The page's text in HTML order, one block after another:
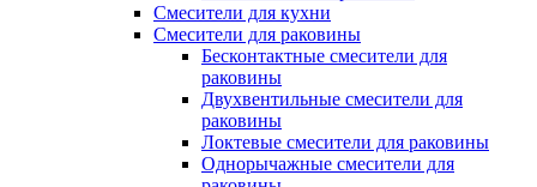
Смесители для кухни
Смесители для раковины
Бесконтактные смесители для
раковины
Двухвентильные смесители для
раковины
Локтевые смесители для раковины
Однорычажные смесители для